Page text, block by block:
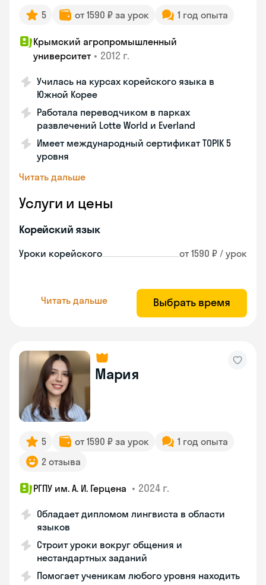
5 от 1590 ₽ за урок 1 год опыта
Крымский агропромышленный
университет • 2012 г.
Училась на курсах корейского языка в
Южной Корее
Работала переводчиком в парках
развлечений Lotte World и Everland
Имеет международный сертификат TOPIK 5
уровня
Читать дальше
Услуги и цены
Корейский язык
Уроки корейского от 1590 ₽ / урок
Читать дальше Выбрать время
Мария
5 от 1590 ₽ за урок
1 год опыта
2 отзыва
РГПУ им. А. И. Герцена • 2024 г.
Обладает дипломом лингвиста в области
языков
Строит уроки вокруг общения и
нестандартных заданий
Помогает ученикам любого уровня находить